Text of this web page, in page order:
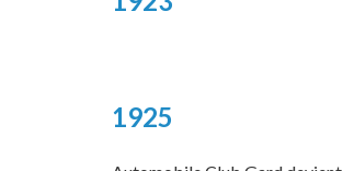
1925